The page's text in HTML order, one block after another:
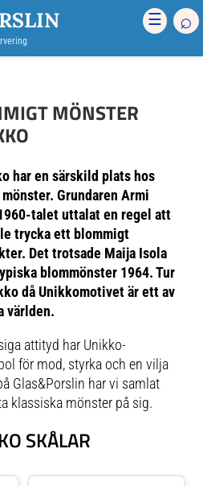
☰ ⌕
MÖNSTER
har en särskild plats hos
Grundaren Armi
talet uttalat en regel att
trycka ett blommigt
Det trotsade Maija Isola
blommönster 1964. Tur
då Unikkomotivet är ett av
världen.
attityd har Unikko-
för mod, styrka och en vilja
Glas&Porslin har vi samlat
klassiska mönster på sig.
SKÅLAR